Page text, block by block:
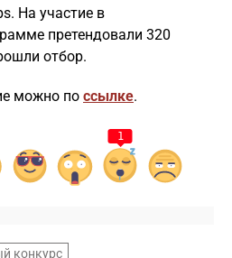
На участие в
претендовали 320
отбор.
можно по ссылке.
1
конкурс